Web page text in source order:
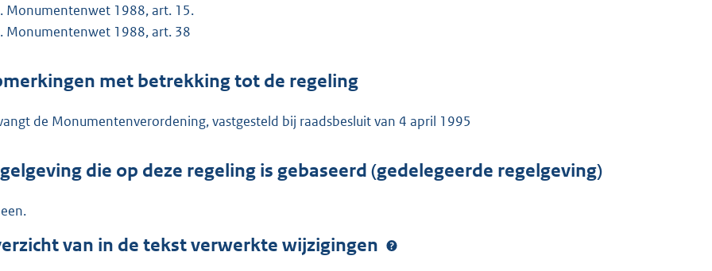
Monumentenwet 1988, art. 15.
Monumentenwet 1988, art. 38
met betrekking tot de regeling
de Monumentenverordening, vastgesteld bij raadsbesluit van 4 april 1995
die op deze regeling is gebaseerd (gedelegeerde regelgeving)
van in de tekst verwerkte wijzigingen